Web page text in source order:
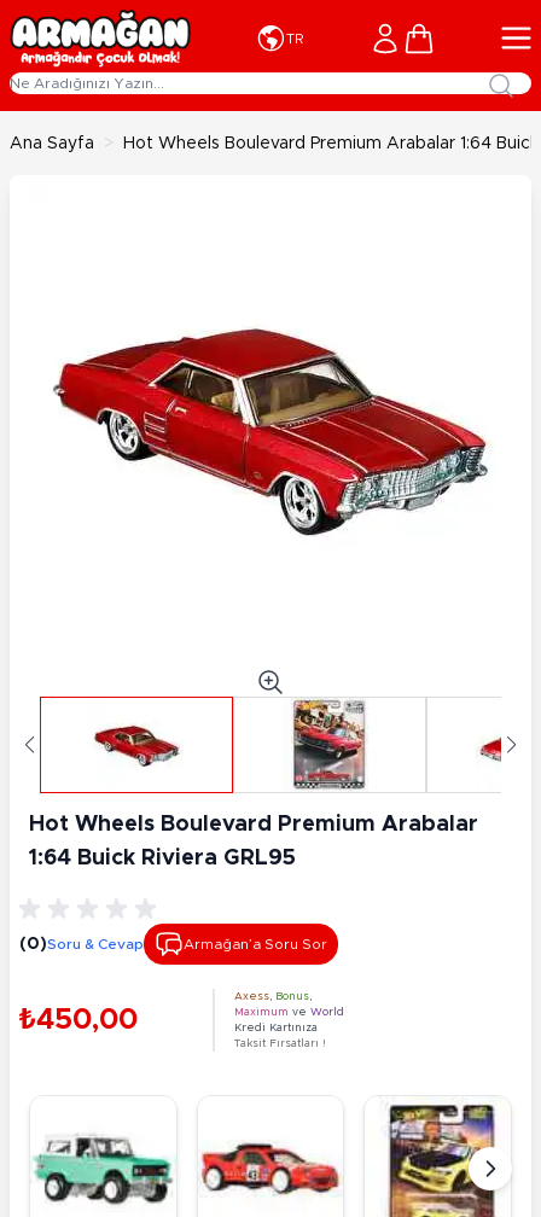
İçeriğe geç
TR Cart
Ana Sayfa > Hot Wheels Boulevard Premium Arabalar 1:64
Hot Wheels Boulevard Premium Arabalar
1:64 Buick Riviera GRL95
(0)Soru & Cevap Armağan’a Soru Sor
₺450,00
Axess Bonus
Maximum ve World
Kredi Kartınıza
Taksit Fırsatları !